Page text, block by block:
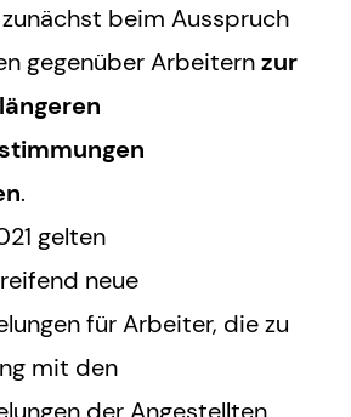
beim Ausspruch
gegenüber Arbeiternzur
.
gelten
neue
für Arbeiter, die zu
mit den